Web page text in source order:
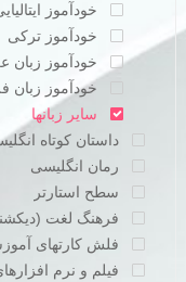
خودآموز
خودآموز ترکی
خودآموز زبان
خودآموز زبان
سایر زبانها
داستان کوتاه
رمان انگلیسی
سطح استارتر
فرهنگ لغت
فلش کارتهای
فیلم و نرم افزارهای